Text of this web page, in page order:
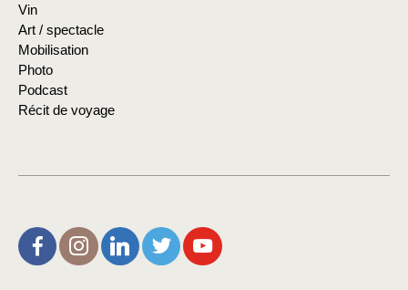
Vin
Art / spectacle
Mobilisation
Photo
Podcast
Récit de voyage
L’Aire de Rien (facebook)
Christophe Noisette (instagram)
Christophe Noisette (Linkedin)
Christophe Noisette (X | Twitter)
L’Aire de Rien (You Tube)